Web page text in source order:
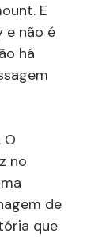
E
e não é
há
O
no
de
que